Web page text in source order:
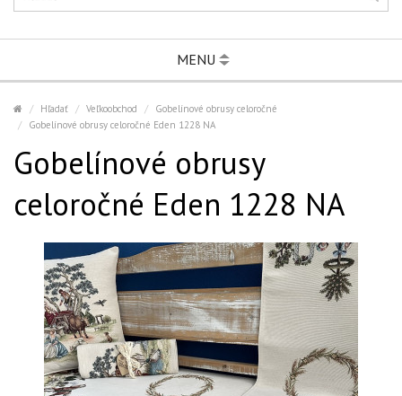
MENU
Hľadať Veľkoobchod
Gobelínové obrusy celoročné
Gobelínové obrusy celoročné Eden 1228 NA
Gobelínové obrusy
celoročné Eden 1228 NA